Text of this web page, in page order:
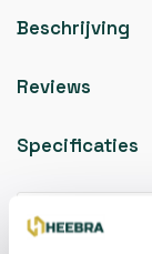
Beschrijving
Reviews
Specificaties
Kunnen we